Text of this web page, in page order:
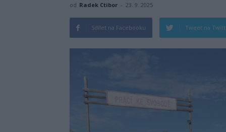
od Radek Ctibor - 23. 9. 2025
Sdílet na Facebooku Tweet na